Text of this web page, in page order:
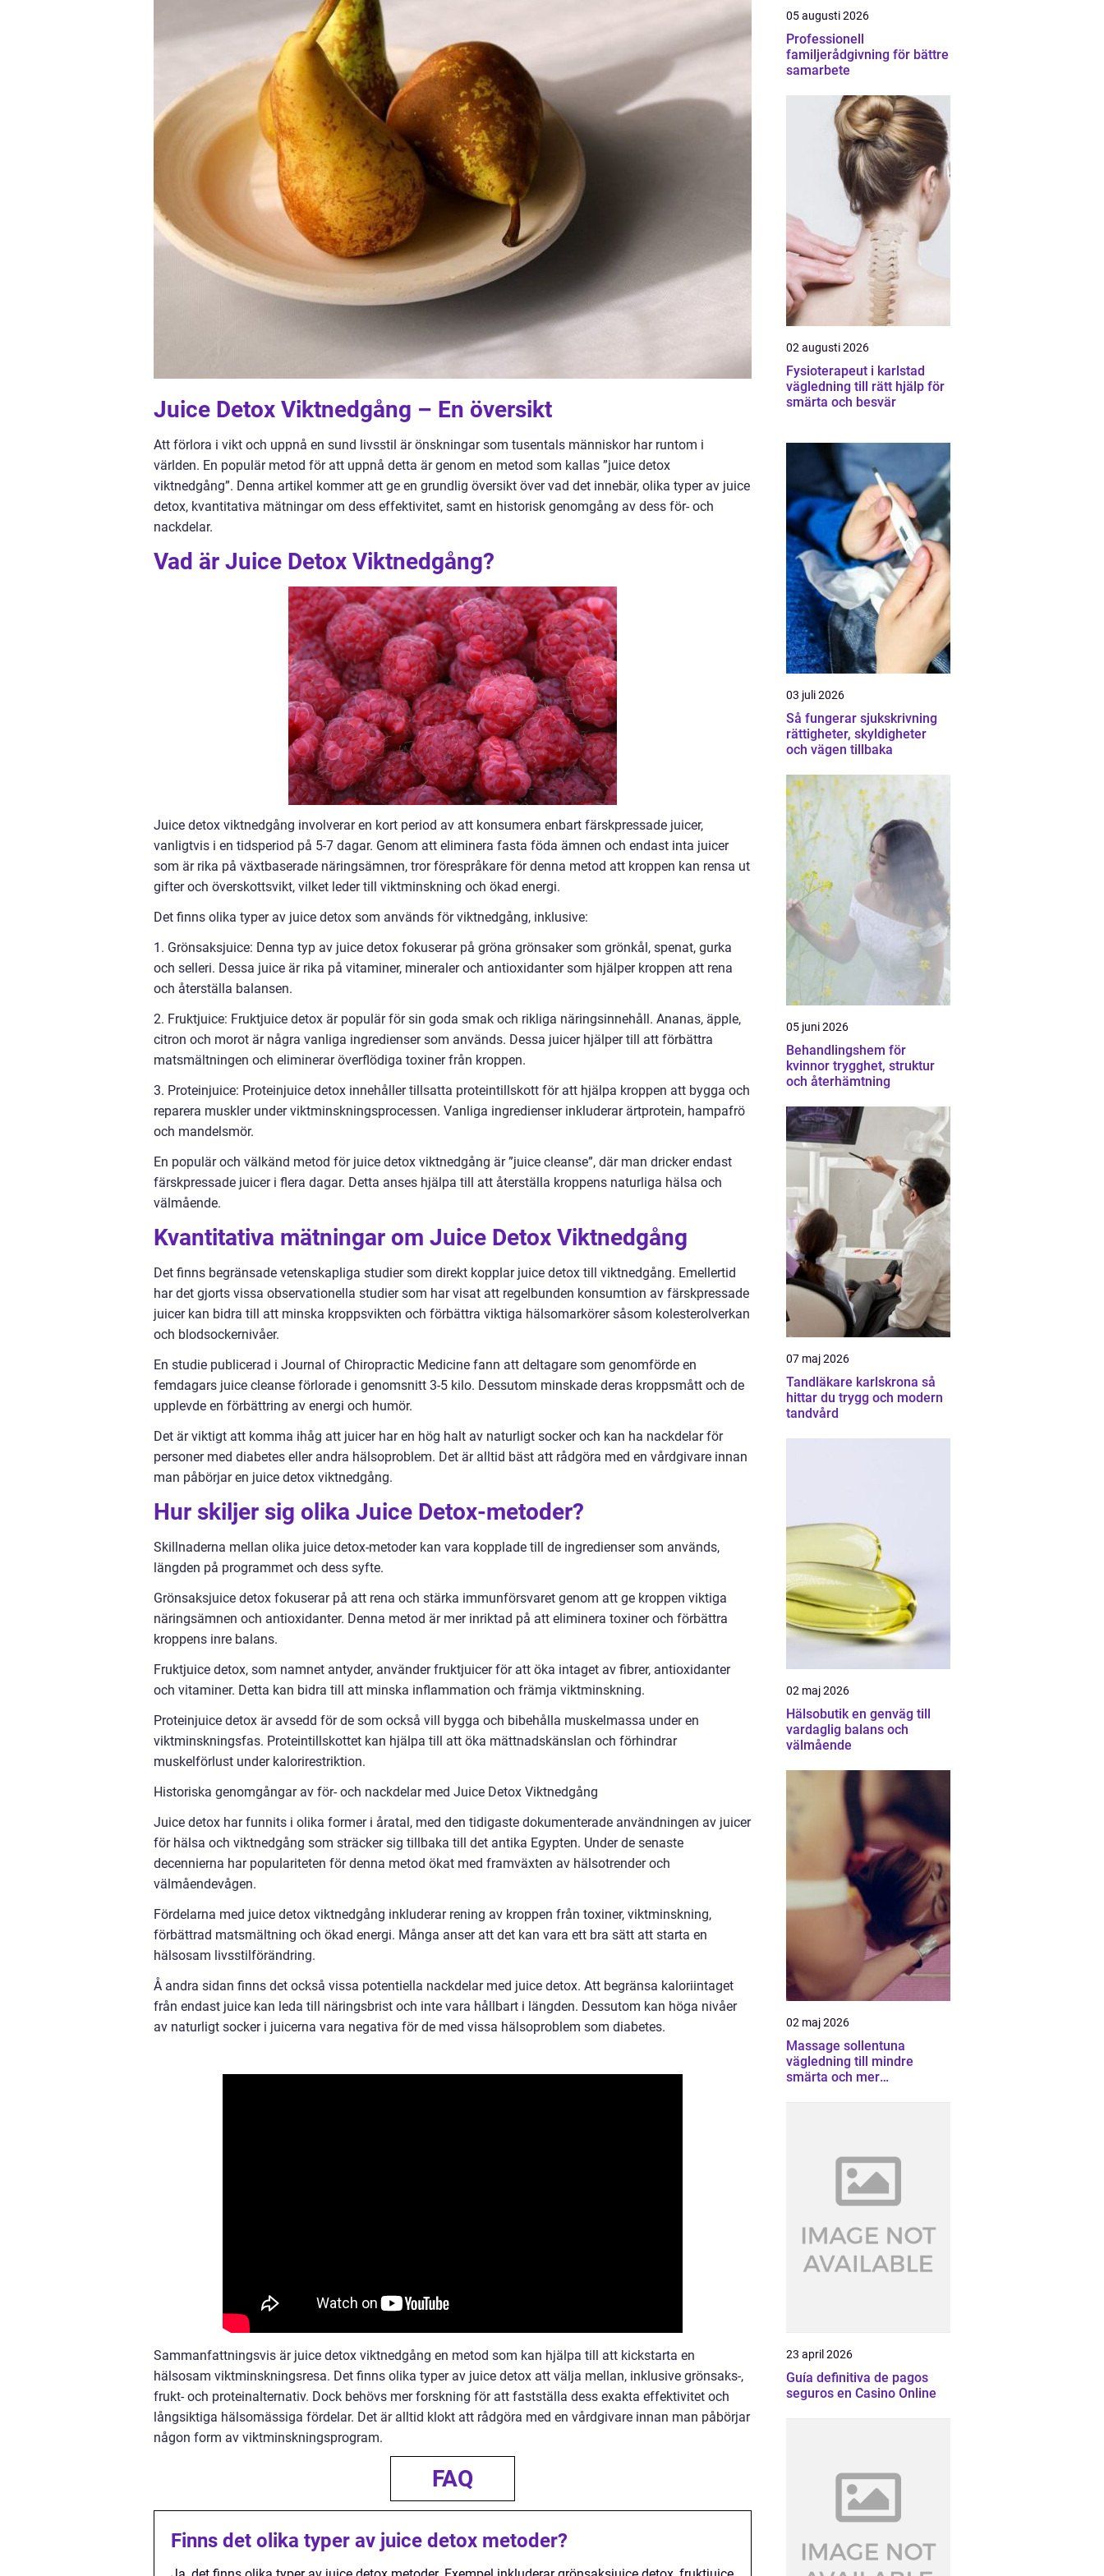
Juice Detox Viktnedgång – En översikt
Att förlora i vikt och uppnå en sund livsstil är önskningar som tusentals människor har runtom i
världen. En populär metod för att uppnå detta är genom en metod som kallas ”juice detox
viktnedgång”. Denna artikel kommer att ge en grundlig översikt över vad det innebär, olika typer av juice
detox, kvantitativa mätningar om dess effektivitet, samt en historisk genomgång av dess för- och
nackdelar.
Vad är Juice Detox Viktnedgång?
Juice detox viktnedgång involverar en kort period av att konsumera enbart färskpressade juicer,
vanligtvis i en tidsperiod på 5-7 dagar. Genom att eliminera fasta föda ämnen och endast inta juicer
som är rika på växtbaserade näringsämnen, tror förespråkare för denna metod att kroppen kan rensa ut
gifter och överskottsvikt, vilket leder till viktminskning och ökad energi.
Det finns olika typer av juice detox som används för viktnedgång, inklusive:
1. Grönsaksjuice: Denna typ av juice detox fokuserar på gröna grönsaker som grönkål, spenat, gurka
och selleri. Dessa juice är rika på vitaminer, mineraler och antioxidanter som hjälper kroppen att rena
och återställa balansen.
2. Fruktjuice: Fruktjuice detox är populär för sin goda smak och rikliga näringsinnehåll. Ananas, äpple,
citron och morot är några vanliga ingredienser som används. Dessa juicer hjälper till att förbättra
matsmältningen och eliminerar överflödiga toxiner från kroppen.
3. Proteinjuice: Proteinjuice detox innehåller tillsatta proteintillskott för att hjälpa kroppen att bygga och
reparera muskler under viktminskningsprocessen. Vanliga ingredienser inkluderar ärtprotein, hampafrö
och mandelsmör.
En populär och välkänd metod för juice detox viktnedgång är ”juice cleanse”, där man dricker endast
färskpressade juicer i flera dagar. Detta anses hjälpa till att återställa kroppens naturliga hälsa och
välmående.
Kvantitativa mätningar om Juice Detox Viktnedgång
Det finns begränsade vetenskapliga studier som direkt kopplar juice detox till viktnedgång. Emellertid
har det gjorts vissa observationella studier som har visat att regelbunden konsumtion av färskpressade
juicer kan bidra till att minska kroppsvikten och förbättra viktiga hälsomarkörer såsom kolesterolverkan
och blodsockernivåer.
En studie publicerad i Journal of Chiropractic Medicine fann att deltagare som genomförde en
femdagars juice cleanse förlorade i genomsnitt 3-5 kilo. Dessutom minskade deras kroppsmått och de
upplevde en förbättring av energi och humör.
Det är viktigt att komma ihåg att juicer har en hög halt av naturligt socker och kan ha nackdelar för
personer med diabetes eller andra hälsoproblem. Det är alltid bäst att rådgöra med en vårdgivare innan
man påbörjar en juice detox viktnedgång.
Hur skiljer sig olika Juice Detox-metoder?
Skillnaderna mellan olika juice detox-metoder kan vara kopplade till de ingredienser som används,
längden på programmet och dess syfte.
Grönsaksjuice detox fokuserar på att rena och stärka immunförsvaret genom att ge kroppen viktiga
näringsämnen och antioxidanter. Denna metod är mer inriktad på att eliminera toxiner och förbättra
kroppens inre balans.
Fruktjuice detox, som namnet antyder, använder fruktjuicer för att öka intaget av fibrer, antioxidanter
och vitaminer. Detta kan bidra till att minska inflammation och främja viktminskning.
Proteinjuice detox är avsedd för de som också vill bygga och bibehålla muskelmassa under en
viktminskningsfas. Proteintillskottet kan hjälpa till att öka mättnadskänslan och förhindrar
muskelförlust under kalorirestriktion.
Historiska genomgångar av för- och nackdelar med Juice Detox Viktnedgång
Juice detox har funnits i olika former i åratal, med den tidigaste dokumenterade användningen av juicer
för hälsa och viktnedgång som sträcker sig tillbaka till det antika Egypten. Under de senaste
decennierna har populariteten för denna metod ökat med framväxten av hälsotrender och
välmåendevågen.
Fördelarna med juice detox viktnedgång inkluderar rening av kroppen från toxiner, viktminskning,
förbättrad matsmältning och ökad energi. Många anser att det kan vara ett bra sätt att starta en
hälsosam livsstilförändring.
Å andra sidan finns det också vissa potentiella nackdelar med juice detox. Att begränsa kaloriintaget
från endast juice kan leda till näringsbrist och inte vara hållbart i längden. Dessutom kan höga nivåer
av naturligt socker i juicerna vara negativa för de med vissa hälsoproblem som diabetes.
Sammanfattningsvis är juice detox viktnedgång en metod som kan hjälpa till att kickstarta en
hälsosam viktminskningsresa. Det finns olika typer av juice detox att välja mellan, inklusive grönsaks-,
frukt- och proteinalternativ. Dock behövs mer forskning för att fastställa dess exakta effektivitet och
långsiktiga hälsomässiga fördelar. Det är alltid klokt att rådgöra med en vårdgivare innan man påbörjar
någon form av viktminskningsprogram.
FAQ
Finns det olika typer av juice detox metoder?
05 augusti 2026
Professionell
familjerådgivning för bättre
samarbete
02 augusti 2026
Fysioterapeut i karlstad
vägledning till rätt hjälp för
smärta och besvär
03 juli 2026
Så fungerar sjukskrivning
rättigheter, skyldigheter
och vägen tillbaka
05 juni 2026
Behandlingshem för
kvinnor trygghet, struktur
och återhämtning
07 maj 2026
Tandläkare karlskrona så
hittar du trygg och modern
tandvård
02 maj 2026
Hälsobutik en genväg till
vardaglig balans och
välmående
02 maj 2026
Massage sollentuna
vägledning till mindre
smärta och mer
23 april 2026
Guía definitiva de pagos
seguros en Casino Online